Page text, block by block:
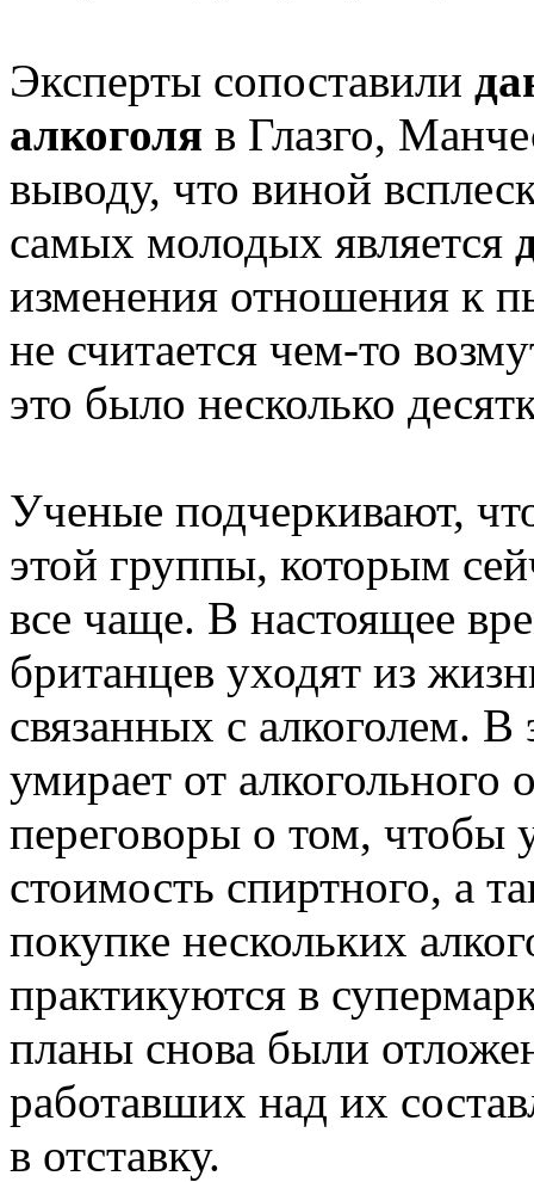
Эксперты сопоставили
алкоголя в Глазго,
выводу, что виной
самых молодых является
изменения отношения к
не считается чем-то
это было несколько
Ученые подчеркивают,
этой группы, которым
все чаще. В настоящее
британцев уходят из
связанных с алкоголем.
умирает от
переговоры о том, чтобы
стоимость спиртного, а
покупке нескольких
практикуются в
планы снова были
работавших над их
в отставку.